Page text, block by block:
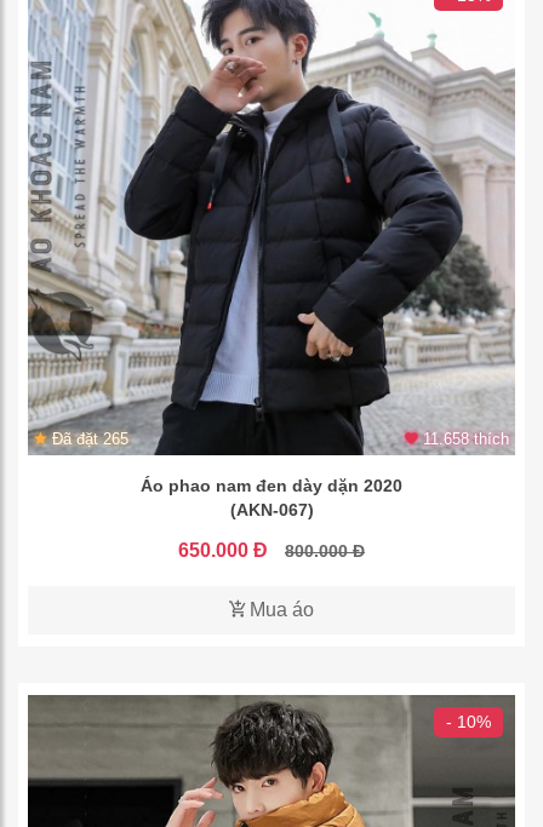
Đã đặt 265 11.658 thích
Áo phao nam đen dày dặn 2020
(AKN-067)
650.000 Đ 800.000 Đ
Mua áo
- 10%